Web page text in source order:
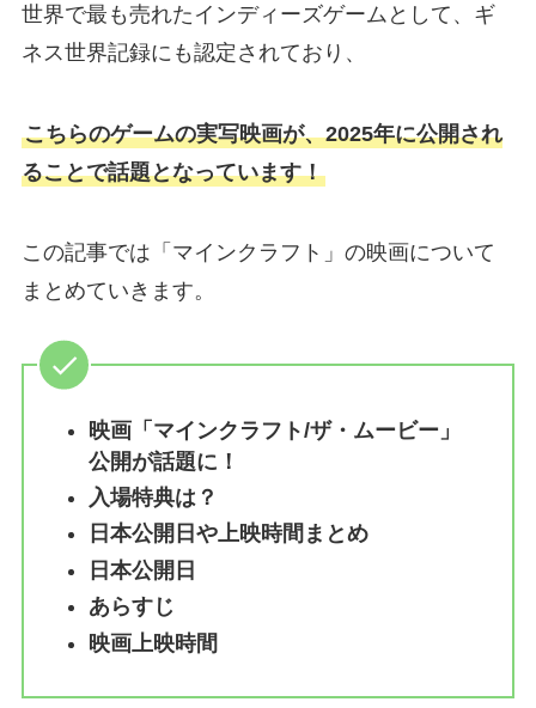
世界で最も売れたインディーズゲームとして、ギ
ネス世界記録にも認定されており、
こちらのゲームの実写映画が、2025年に公開され
ることで話題となっています！
この記事では「マインクラフト」の映画について
まとめていきます。
映画「マインクラフト/ザ・ムービー」
公開が話題に！
入場特典は？
日本公開日や上映時間まとめ
日本公開日
あらすじ
映画上映時間